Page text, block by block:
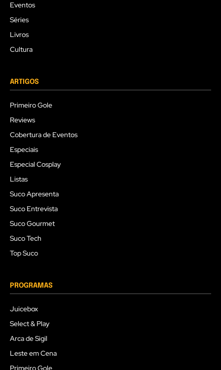
Eventos
Séries
Livros
Cultura
ARTIGOS
Primeiro Gole
Reviews
Cobertura de Eventos
Especiais
Especial Cosplay
Listas
Suco Apresenta
Suco Entrevista
Suco Gourmet
Suco Tech
Top Suco
PROGRAMAS
Juicebox
Select & Play
Arca de Sigil
Leste em Cena
Primeiro Gole